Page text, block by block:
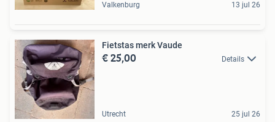
Valkenburg 13 jul 26
Fietstas merk Vaude
€ 25,00 Details
Utrecht 25 jul 26